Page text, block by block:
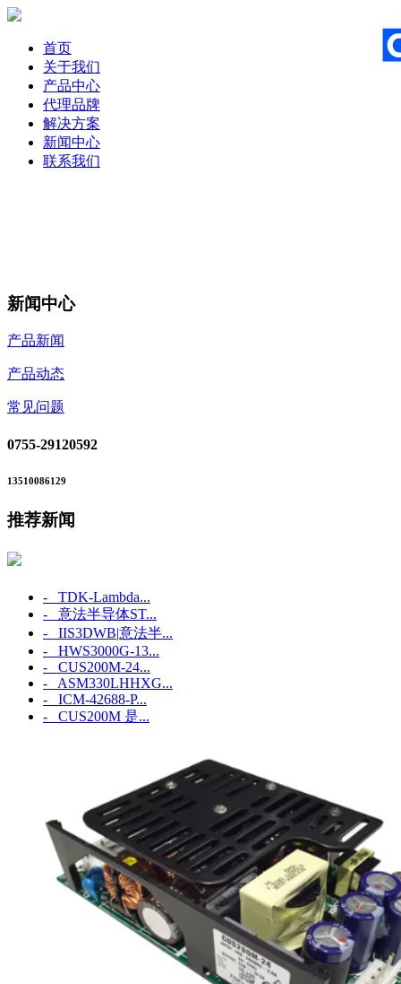
首页
关于我们
产品中心
代理品牌
解决方案
新闻中心
联系我们
新闻中心
产品新闻
产品动态
常见问题
0755-29120592
13510086129
推荐新闻
- TDK-Lambda...
- 意法半导体ST...
- IIS3DWB|意法半...
- HWS3000G-13...
- CUS200M-24...
- ASM330LHHXG...
- ICM‑42688‑P...
- CUS200M 是...